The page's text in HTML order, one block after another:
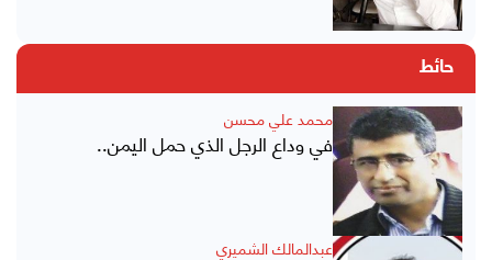
حائط
محمد علي محسن
في وداع الرجل الذي حمل اليمن..
عبدالمالك الشميري